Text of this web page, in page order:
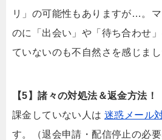
リ」の可能性もありますが…。
のに「出会い」や「待ち合わせ
ていないのも不自然さを感じまし
【5】諸々の対処法＆返金方法！
課金していない人は 迷惑メール
す。（退会申請・配信停止の必